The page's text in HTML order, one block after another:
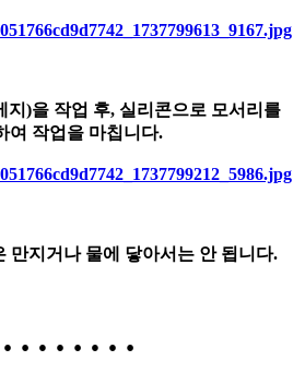
지)을 작업 후, 실리콘으로 모서리를
여 작업을 마칩니다.
만지거나 물에 닿아서는 안 됩니다.
……